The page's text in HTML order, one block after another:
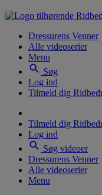
Dressurens Venner
Alle videoserier
Menu
search Søg
Log ind
Tilmeld dig
Tilmeld dig
Log ind
search Søg videoer
Dressurens Venner
Alle videoserier
Menu